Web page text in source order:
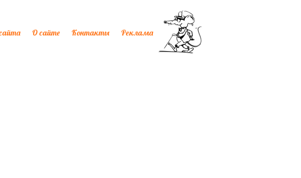
О сайте Контакты Реклама